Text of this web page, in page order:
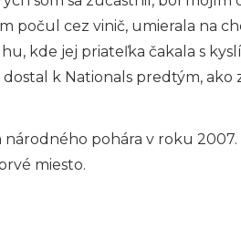
počul cez vinič, umierala na
kde jej priateľka čakala s
dostal k Nationals predtým, ako
pohára v roku 2007.
miesto.